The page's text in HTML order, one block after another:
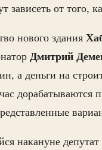
зависеть от того,
нового здания
Дмитрий
а деньги на
дорабатываются
накануне